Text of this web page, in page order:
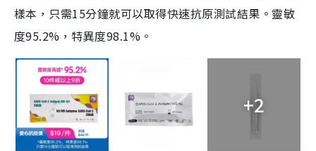
樣本，只需15分鐘就可以取得快速抗原測試結果。靈敏
度95.2%，特異度98.1%。
+2